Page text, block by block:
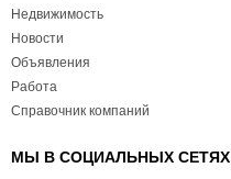
Недвижимость
Новости
Объявления
Работа
Справочник компаний
МЫ В СОЦИАЛЬНЫХ СЕТЯХ